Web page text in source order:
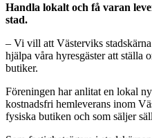
Handla lokalt och få varan
stad.
– Vi vill att Västerviks
hjälpa våra hyresgäster att ställa
butiker.
Föreningen har anlitat en lokal
kostnadsfri hemleverans inom
fysiska butiken och som säljer